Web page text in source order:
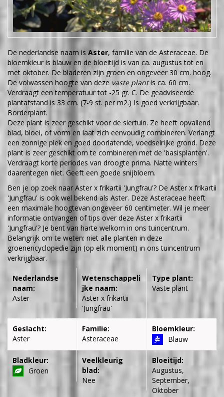
De nederlandse naam is Aster, familie van de Asteraceae. De
bloemkleur is blauw en de bloeitijd is van ca. augustus tot en
met oktober. De bladeren zijn groen en ongeveer 30 cm. hoog.
De volwassen hoogte van deze vaste plantis ca. 60 cm.
Verdraagt een temperatuur tot -25 gr. C. De geadviseerde
plantafstand is 33 cm. (7-9 st. per m2.) Is goed verkrijgbaar.
Borderplant.
Deze plant is zeer geschikt voor de siertuin. Ze heeft opvallend
blad, bloei, of vorm en laat zich eenvoudig combineren. Verlangt
een zonnige plek en goed doorlatende, voedselrijke grond. Deze
plant is zeer geschikt om te combineren met de 'basisplanten'.
Verdraagt korte periodes van droogte prima. Natte winters
daarentegen niet. Geeft een goede snijbloem.
Ben je op zoek naar Aster x frikartii 'Jungfrau'? De Aster x frikartii
'Jungfrau' is ook wel bekend als Aster. Deze Asteraceae heeft
een maximale hoogtevan ongeveer 60 centimeter. Wil je meer
informatie ontvangen of tips over deze Aster x frikartii
'Jungfrau'? Je bent van harte welkom in ons tuincentrum.
Belangrijk om te weten: niet alle planten in deze
groenencyclopedie zijn (op elk moment) in ons tuincentrum
verkrijgbaar.
Nederlandse
naam:
Aster
Wetenschappeli
jke naam:
Aster x frikartii
'Jungfrau'
Type plant:
Vaste plant
Geslacht:
Aster
Familie:
Asteraceae
Bloemkleur:
Blauw
Bladkleur:
Groen
Veelkleurig
blad:
Nee
Bloeitijd:
Augustus,
September,
Oktober